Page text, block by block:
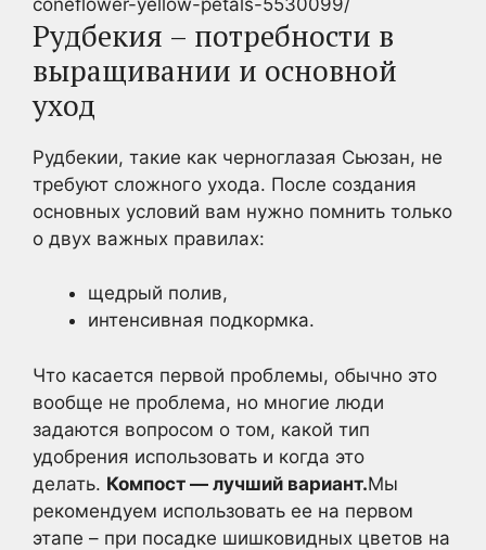
Рудбекия – потребности в
выращивании и основной
уход
Рудбекии, такие как черноглазая Сьюзан, не
требуют сложного ухода. После создания
основных условий вам нужно помнить только
о двух важных правилах:
щедрый полив,
интенсивная подкормка.
Что касается первой проблемы, обычно это
вообще не проблема, но многие люди
задаются вопросом о том, какой тип
удобрения использовать и когда это
делать. Компост — лучший вариант.Мы
рекомендуем использовать ее на первом
этапе – при посадке шишковидных цветов на